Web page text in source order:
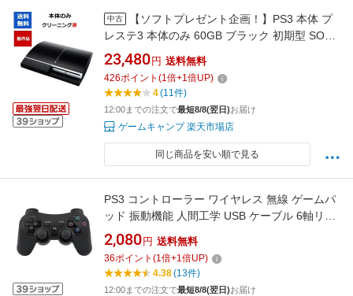
中古
【ソフトプレゼント企画！】PS3 本体 プ
レステ3 本体のみ 60GB ブラック 初期型 SONY
【中古】【ソフトプレゼントの詳細は商品説明
の画像をクリック！】
23,480 円 送料無料
426ポイント (1倍+1倍UP)
4(11件)
12:00までの注文で最短8/8(翌日)お届け
ゲームキャンプ 楽天市場店
同じ商品を安い順で見る
PS3 コントローラー ワイヤレス 無線 ゲームパ
ッド 振動機能 人間工学 USB ケーブル 6軸リモ
ートゲームパッド 充電式 USB
2,080 円 送料無料
36ポイント (1倍+1倍UP)
4.38(13件)
12:00までの注文で最短8/8(翌日)お届け